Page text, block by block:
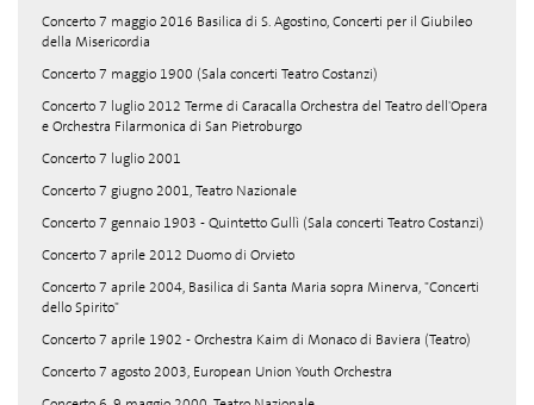
Concerto 7 maggio 2016 Basilica di S. Agostino, Concerti per il Giubileo
della Misericordia
Concerto 7 maggio 1900 (Sala concerti Teatro Costanzi)
Concerto 7 luglio 2012 Terme di Caracalla Orchestra del Teatro dell'Opera
e Orchestra Filarmonica di San Pietroburgo
Concerto 7 luglio 2001
Concerto 7 giugno 2001, Teatro Nazionale
Concerto 7 gennaio 1903 - Quintetto Gullì (Sala concerti Teatro Costanzi)
Concerto 7 aprile 2012 Duomo di Orvieto
Concerto 7 aprile 2004, Basilica di Santa Maria sopra Minerva, "Concerti
dello Spirito"
Concerto 7 aprile 1902 - Orchestra Kaim di Monaco di Baviera (Teatro)
Concerto 7 agosto 2003, European Union Youth Orchestra